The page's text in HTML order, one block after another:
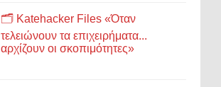
🗂️ Katehacker Files «Όταν
τελειώνουν τα επιχειρήματα...
αρχίζουν οι σκοπιμότητες»